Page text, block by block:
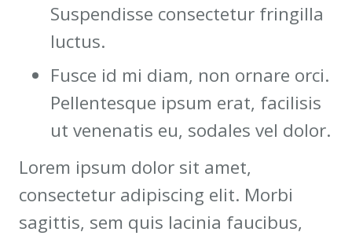
Suspendisse consectetur fringilla
luctus.
Fusce id mi diam, non ornare orci.
Pellentesque ipsum erat, facilisis
ut venenatis eu, sodales vel dolor.
Lorem ipsum dolor sit amet,
consectetur adipiscing elit. Morbi
sagittis, sem quis lacinia faucibus,